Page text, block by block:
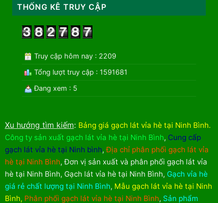
THỐNG KÊ TRUY CẬP
Truy cập hôm nay : 2209
Tổng lượt truy cập : 1591681
Đang xem : 5
Xu hướng tìm kiếm: Bảng giá gạch lát vỉa hè tại Ninh Bình.
Công ty sản xuất gạch lát vỉa hè tại Ninh Bình, Cung cấp
gạch lát vỉa hè tại Ninh bình,Địa chỉ phân phối gạch lát vỉa
hè tại Ninh Bình,Đơn vị sản xuất và phân phối gạch lát vỉa
hè tại Ninh Bình, Gạch lát vỉa hè tại Ninh Bình, Gạch vỉa hè
giá rẻ chất lượng tại Ninh Bình, Mẫu gạch lát vỉa hè tại Ninh
Bình, Phân phối gạch lát vỉa hè tại Ninh Bình, Sản phẩm